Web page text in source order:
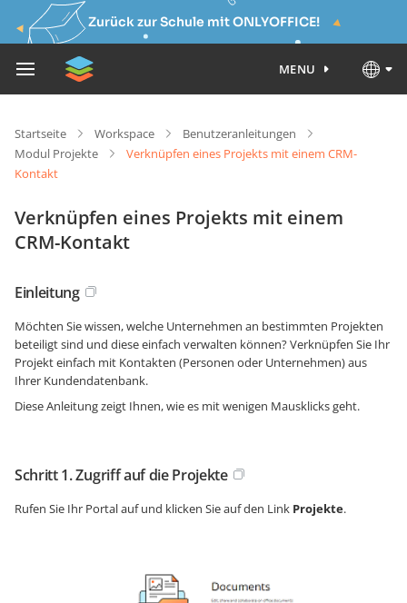
Zurück zur Schule mit ONLYOFFICE!
MENU
Startseite Workspace
Benutzeranleitungen
Modul Projekte
Verknüpfen eines Projekts mit einem CRM-
Kontakt
Verknüpfen eines Projekts mit einem
CRM-Kontakt
Einleitung
Möchten Sie wissen, welche Unternehmen an bestimmten Projekten
beteiligt sind und diese einfach verwalten können? Verknüpfen Sie Ihr
Projekt einfach mit Kontakten (Personen oder Unternehmen) aus
Ihrer Kundendatenbank.
Diese Anleitung zeigt Ihnen, wie es mit wenigen Mausklicks geht.
Schritt 1. Zugriff auf die Projekte
Rufen Sie Ihr Portal auf und klicken Sie auf den Link Projekte.